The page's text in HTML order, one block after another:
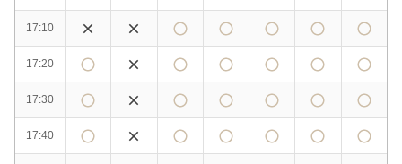
17:10
17:20
17:30
17:40